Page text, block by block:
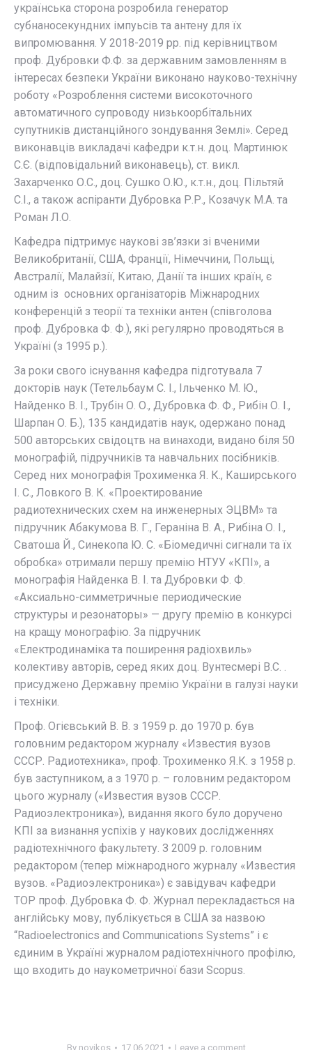
українська сторона розробила генератор
субнаносекундних імпуьсів та антену для їх
випромювання. У 2018-2019 рр. під керівництвом
проф. Дубровки Ф.Ф. за державним замовленням в
інтересах безпеки України виконано науково-технічну
роботу «Розроблення системи високоточного
автоматичного супроводу низькоорбітальних
супутників дистанційного зондування Землі». Серед
виконавців викладачі кафедри к.т.н. доц. Мартинюк
С.Є. (відповідальний виконавець), ст. викл.
Захарченко О.С., доц. Сушко О.Ю., к.т.н., доц. Пільтяй
С.І., а також аспіранти Дубровка Р.Р., Козачук М.А. та
Роман Л.О.
Кафедра підтримує наукові зв’язки зі вченими
Великобританії, США, Франції, Німеччини, Польщі,
Австралії, Малайзії, Китаю, Данії та інших країн, є
одним із основних організаторів Міжнародних
конференцій з теорії та техніки антен (співголова
проф. Дубровка Ф. Ф.), які регулярно проводяться в
Україні (з 1995 р.).
За роки свого існування кафедра підготувала 7
докторів наук (Тетельбаум С. І., Ільченко М. Ю.,
Найденко В. І., Трубін О. О., Дубровка Ф. Ф., Рибін О. І.,
Шарпан О. Б.), 135 кандидатів наук, одержано понад
500 авторських свідоцтв на винаходи, видано біля 50
монографій, підручників та навчальних посібників.
Серед них монографія Трохименка Я. К., Каширського
І. С., Ловкого В. К. «Проектирование
радиотехнических схем на инженерных ЭЦВМ» та
підручник Абакумова В. Г., Гераніна В. А., Рибіна О. І.,
Сватоша Й., Синекопа Ю. С. «Біомедичні сигнали та їх
обробка» отримали першу премію НТУУ «КПІ», а
монографія Найденка В. І. та Дубровки Ф. Ф.
«Аксиально-симметричные периодические
структуры и резонаторы» — другу премію в конкурсі
на кращу монографію. За підручник
«Електродинаміка та поширення радіохвиль»
колективу авторів, серед яких доц. Вунтесмері В.С. .
присуджено Державну премію України в галузі науки
і техніки.
Проф. Огієвський В. В. з 1959 р. до 1970 р. був
головним редактором журналу «Известия вузов
СССР. Радиотехника», проф. Трохименко Я.К. з 1958 р.
був заступником, а з 1970 р. – головним редактором
цього журналу («Известия вузов СССР.
Радиоэлектроника»), видання якого було доручено
КПІ за визнання успіхів у наукових дослідженнях
радіотехнічного факультету. З 2009 р. головним
редактором (тепер міжнародного журналу «Известия
вузов. «Радиоэлектроника») є завідувач кафедри
ТОР проф. Дубровка Ф. Ф. Журнал перекладається на
англійську мову, публікується в США за назвою
“Radioelectronics and Communications Systems” і є
єдиним в Україні журналом радіотехнічного профілю,
що входить до наукометричної бази Scopus.
By novikos 17.06.2021 Leave a comment